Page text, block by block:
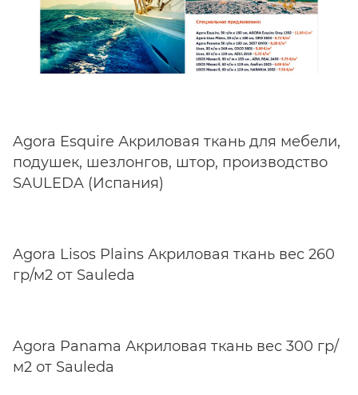
Agora Esquire Акриловая ткань для мебели,
подушек, шезлонгов, штор, производство
SAULEDA (Испания)
Agora Lisos Plains Акриловая ткань вес 260
гр/м2 от Sauleda
Agora Panama Акриловая ткань вес 300 гр/
м2 от Sauleda